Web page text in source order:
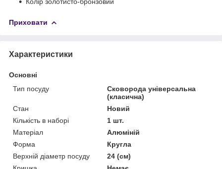
Приховати
Характеристики
Основні
Тип посуду
Сковорода універсальна
(класична)
Стан
Новий
Кількість в наборі
1 шт.
Матеріал
Алюміній
Форма
Кругла
Верхній діаметр посуду
24 (см)